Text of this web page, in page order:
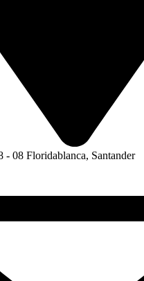
- 08 Floridablanca, Santander